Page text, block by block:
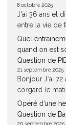
8 octobre 2025
J'ai 36 ans et
entre la vie de
Quel
quand on est
Question de
21 septembre 2025
Bonjour J'ai
corgard le
Opéré d’une
Question de
20 septembre 2025